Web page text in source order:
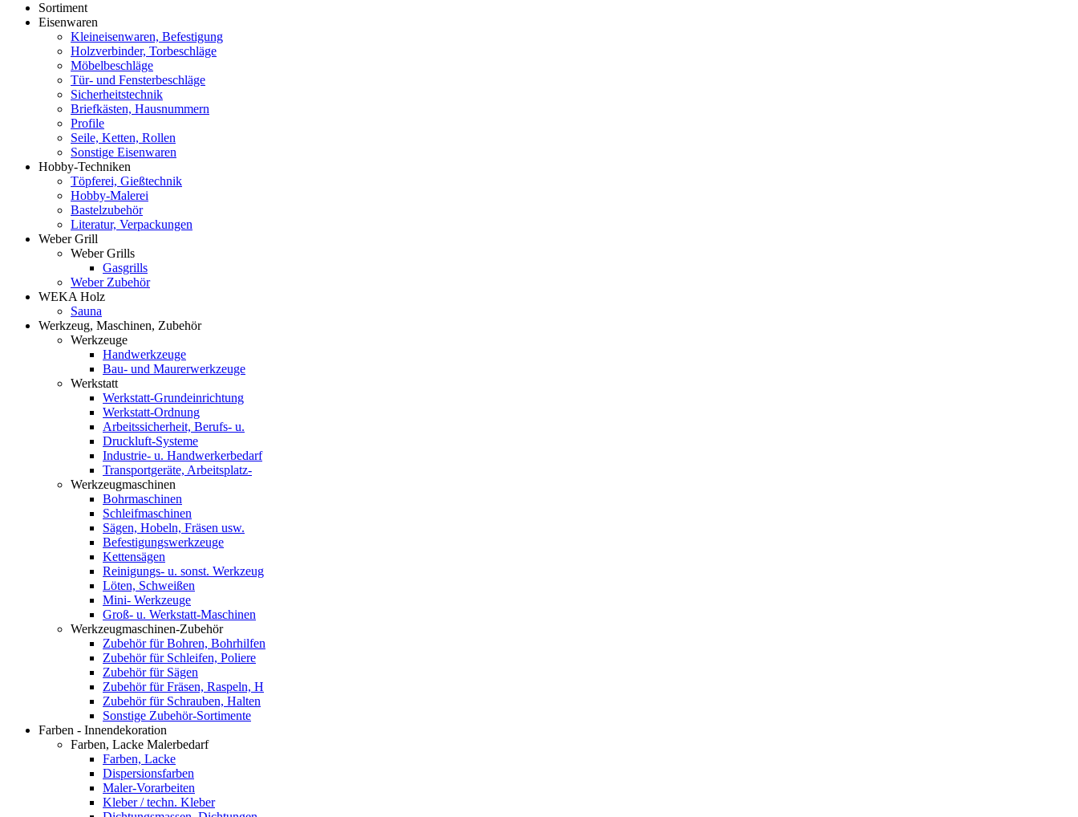
Sortiment
Eisenwaren
Kleineisenwaren, Befestigung
Holzverbinder, Torbeschläge
Möbelbeschläge
Tür- und Fensterbeschläge
Sicherheitstechnik
Briefkästen, Hausnummern
Profile
Seile, Ketten, Rollen
Sonstige Eisenwaren
Hobby-Techniken
Töpferei, Gießtechnik
Hobby-Malerei
Bastelzubehör
Literatur, Verpackungen
Weber Grill
Weber Grills
Gasgrills
Weber Zubehör
WEKA Holz
Sauna
Werkzeug, Maschinen, Zubehör
Werkzeuge
Handwerkzeuge
Bau- und Maurerwerkzeuge
Werkstatt
Werkstatt-Grundeinrichtung
Werkstatt-Ordnung
Arbeitssicherheit, Berufs- u.
Druckluft-Systeme
Industrie- u. Handwerkerbedarf
Transportgeräte, Arbeitsplatz-
Werkzeugmaschinen
Bohrmaschinen
Schleifmaschinen
Sägen, Hobeln, Fräsen usw.
Befestigungswerkzeuge
Kettensägen
Reinigungs- u. sonst. Werkzeug
Löten, Schweißen
Mini- Werkzeuge
Groß- u. Werkstatt-Maschinen
Werkzeugmaschinen-Zubehör
Zubehör für Bohren, Bohrhilfen
Zubehör für Schleifen, Poliere
Zubehör für Sägen
Zubehör für Fräsen, Raspeln, H
Zubehör für Schrauben, Halten
Sonstige Zubehör-Sortimente
Farben - Innendekoration
Farben, Lacke Malerbedarf
Farben, Lacke
Dispersionsfarben
Maler-Vorarbeiten
Kleber / techn. Kleber